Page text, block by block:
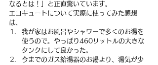
なるとは！」と正直驚いています。
エコキュートについて実際に使ってみた感想
は、
我が家はお風呂やシャワーで多くのお湯を
使うので。やっぱり460リットルの大きな
タンクにして良かった。
今までのガス給湯器のお湯より、湯気が少